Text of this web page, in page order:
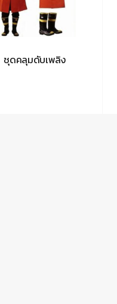
ชุดคลุมดับเพลิง